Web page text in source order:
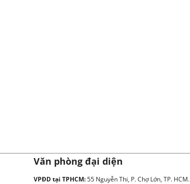
Văn phòng đại diện
VPĐD tại TPHCM:55 Nguyễn Thi, P. Chợ Lớn, TP. HCM.